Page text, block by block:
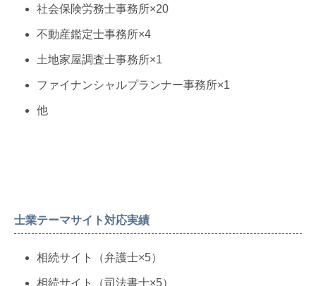
社会保険労務士事務所×20
不動産鑑定士事務所×4
土地家屋調査士事務所×1
ファイナンシャルプランナー事務所×1
他
士業テーマサイト対応実績
相続サイト（弁護士×5）
相続サイト（司法書士×5）